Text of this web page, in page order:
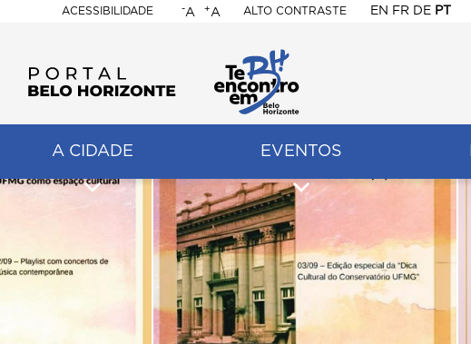
ACESSIBILIDADE
BELO
HORIZONTE
-A +A ALTO CONTRASTE EN FR DE PT
A CIDADE EVENTOS